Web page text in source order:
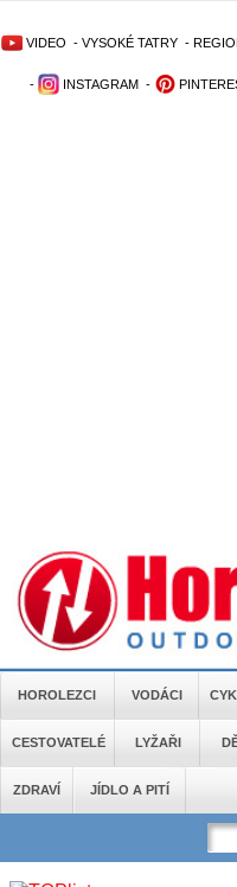
VIDEO - VYSOKÉ TATRY -
- INSTAGRAM -
HOROLEZCI VODÁCI
CESTOVATELÉ LYŽAŘI
ZDRAVÍ JÍDLO A PITÍ